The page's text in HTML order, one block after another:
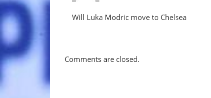
Will Luka Modric move to Chelsea
Comments are closed.